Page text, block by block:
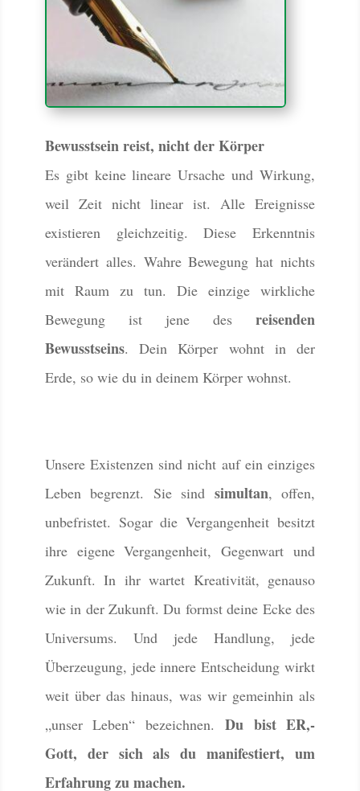
Bewusstsein reist, nicht der Körper
Es gibt keine lineare Ursache und Wirkung,
weil Zeit nicht linear ist. Alle Ereignisse
existieren gleichzeitig. Diese Erkenntnis
verändert alles. Wahre Bewegung hat nichts
mit Raum zu tun. Die einzige wirkliche
Bewegung ist jene desreisenden
Bewusstseins. Dein Körper wohnt in der
Erde, so wie du in deinem Körper wohnst.
Unsere Existenzen sind nicht auf ein einziges
Leben begrenzt. Sie sind simultan, offen,
unbefristet. Sogar die Vergangenheit besitzt
ihre eigene Vergangenheit, Gegenwart und
Zukunft. In ihr wartet Kreativität, genauso
wie in der Zukunft. Du formst deine Ecke des
Universums. Und jede Handlung, jede
Überzeugung, jede innere Entscheidung wirkt
weit über das hinaus, was wir gemeinhin als
„unser Leben“ bezeichnen. Du bist ER,-
Gott, der sich als du manifestiert, um
Erfahrung zu machen.